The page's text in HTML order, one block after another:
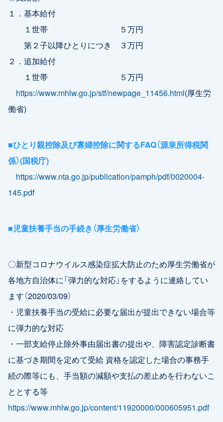
１．基本給付
１世帯 ５万円
第２子以降ひとりにつき ３万円
２．追加給付
１世帯 ５万円
https://www.mhlw.go.jp/stf/newpage_11456.html(厚生労
働省)
■ひとり親控除及び寡婦控除に関するFAQ（源泉所得税関
係）(国税庁)
https://www.nta.go.jp/publication/pamph/pdf/0020004-
145.pdf
■児童扶養手当の手続き（厚生労働省）
〇新型コロナウイルス感染症拡大防止のため厚生労働省が
各地方自治体に「弾力的な対応」をするように連絡してい
ます（2020/03/09）
・児童扶養手当の受給に必要な届出が提出できない場合等
に弾力的な対応
・一部支給停止除外事由届出書の提出や、障害認定診断書
に基づき期間を定めて受給 資格を認定した場合の事務手
続の際等にも、手当額の減額や支払の差止めを行わないこ
ととする等
https://www.mhlw.go.jp/content/11920000/000605951.pdf